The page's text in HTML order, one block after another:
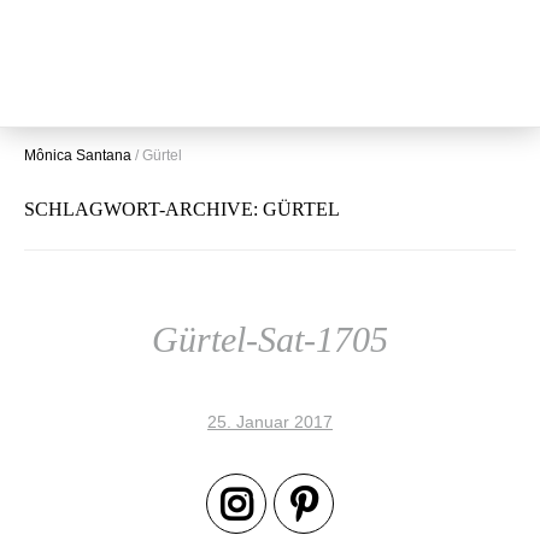
Mônica Santana / Gürtel
SCHLAGWORT-ARCHIVE: GÜRTEL
Gürtel-Sat-1705
25. Januar 2017